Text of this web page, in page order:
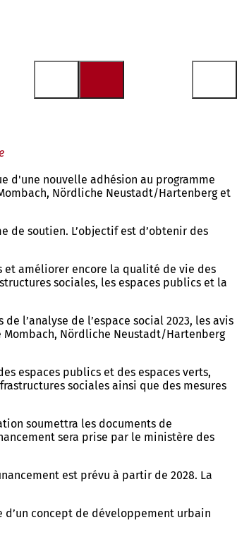
d'une nouvelle adhésion au programme
Nördliche Neustadt/Hartenberg et
de soutien. L’objectif est d’obtenir des
et améliorer encore la qualité de vie des
sociales, les espaces publics et la
l’analyse de l’espace social 2023, les avis
Nördliche Neustadt/Hartenberg
espaces publics et des espaces verts,
sociales ainsi que des mesures
soumettra les documents de
sera prise par le ministère des
est prévu à partir de 2028. La
d’un concept de développement urbain